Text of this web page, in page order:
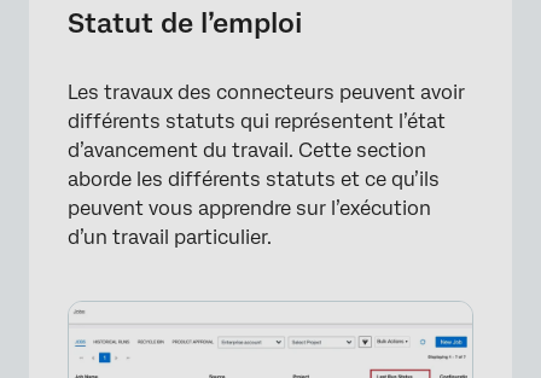
×
Statut de l’emploi
Les travaux des connecteurs peuvent avoir
différents statuts qui représentent l’état
d’avancement du travail. Cette section
aborde les différents statuts et ce qu’ils
peuvent vous apprendre sur l’exécution
d’un travail particulier.